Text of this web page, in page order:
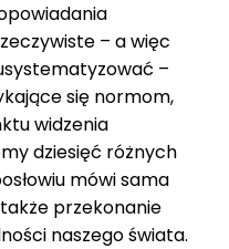
– a więc
–
się normom,
widzenia
dziesięć różnych
mówi sama
przekonanie
naszego świata.